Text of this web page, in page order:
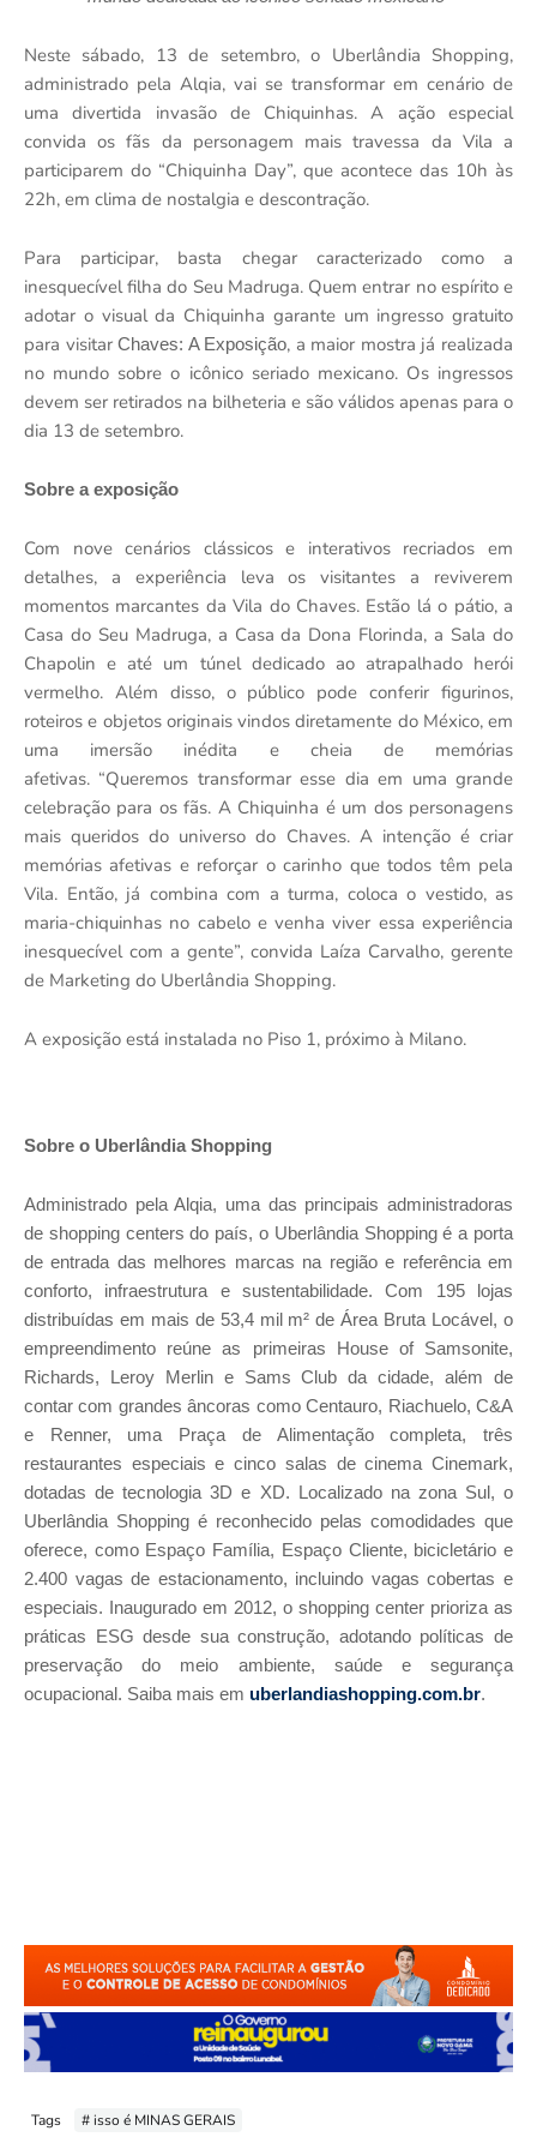
Neste sábado, 13 de setembro, o Uberlândia Shopping,
administrado pela Alqia, vai se transformar em cenário de
uma divertida invasão de Chiquinhas. A ação especial
convida os fãs da personagem mais travessa da Vila a
participarem do “Chiquinha Day”, que acontece das 10h às
22h, em clima de nostalgia e descontração.
Para participar, basta chegar caracterizado como a
inesquecível filha do Seu Madruga. Quem entrar no espírito e
adotar o visual da Chiquinha garante um ingresso gratuito
para visitarChaves: A Exposição, a maior mostra já realizada
no mundo sobre o icônico seriado mexicano. Os ingressos
devem ser retirados na bilheteria e são válidos apenas para o
dia 13 de setembro.
Sobre a exposição
Com nove cenários clássicos e interativos recriados em
detalhes, a experiência leva os visitantes a reviverem
momentos marcantes da Vila do Chaves. Estão lá o pátio, a
Casa do Seu Madruga, a Casa da Dona Florinda, a Sala do
Chapolin e até um túnel dedicado ao atrapalhado herói
vermelho. Além disso, o público pode conferir figurinos,
roteiros e objetos originais vindos diretamente do México, em
uma imersão inédita e cheia de memórias
afetivas. “Queremos transformar esse dia em uma grande
celebração para os fãs. A Chiquinha é um dos personagens
mais queridos do universo do Chaves. A intenção é criar
memórias afetivas e reforçar o carinho que todos têm pela
Vila. Então, já combina com a turma, coloca o vestido, as
maria-chiquinhas no cabelo e venha viver essa experiência
inesquecível com a gente”, convida Laíza Carvalho, gerente
de Marketing do Uberlândia Shopping.
A exposição está instalada no Piso 1, próximo à Milano.
Sobre o Uberlândia Shopping
Administrado pela Alqia, uma das principais administradoras
de shopping centers do país, o Uberlândia Shopping é a porta
de entrada das melhores marcas na região e referência em
conforto, infraestrutura e sustentabilidade. Com 195 lojas
distribuídas em mais de 53,4 mil m² de Área Bruta Locável, o
empreendimento reúne as primeiras House of Samsonite,
Richards, Leroy Merlin e Sams Club da cidade, além de
contar com grandes âncoras como Centauro, Riachuelo, C&A
e Renner, uma Praça de Alimentação completa, três
restaurantes especiais e cinco salas de cinema Cinemark,
dotadas de tecnologia 3D e XD. Localizado na zona Sul, o
Uberlândia Shopping é reconhecido pelas comodidades que
oferece, como Espaço Família, Espaço Cliente, bicicletário e
2.400 vagas de estacionamento, incluindo vagas cobertas e
especiais. Inaugurado em 2012, o shopping center prioriza as
práticas ESG desde sua construção, adotando políticas de
preservação do meio ambiente, saúde e segurança
ocupacional. Saiba mais em uberlandiashopping.com.br.
Tags # isso é MINAS GERAIS